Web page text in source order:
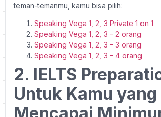
teman-temanmu, kamu bisa pilih:
Speaking Vega 1, 2, 3 Private 1 on 1
Speaking Vega 1, 2, 3 – 2 orang
Speaking Vega 1, 2, 3 – 3 orang
Speaking Vega 1, 2, 3 – 4 orang
2. IELTS
Untuk Kamu yang